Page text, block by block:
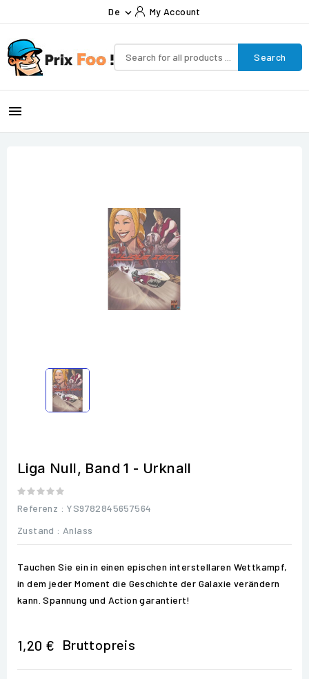
De  My Account
Search

Liga Null, Band 1 - Urknall
Referenz : YS9782845657564
Zustand : Anlass
Tauchen Sie ein in einen epischen interstellaren Wettkampf,
in dem jeder Moment die Geschichte der Galaxie verändern
kann. Spannung und Action garantiert!
1,20 € Bruttopreis